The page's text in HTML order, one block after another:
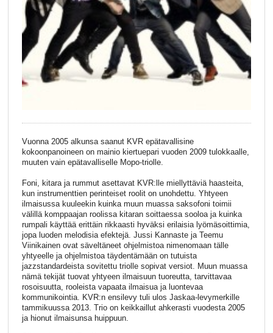
Vuonna 2005 alkunsa saanut KVR epätavallisine
kokoonpanoineen on mainio kiertuepari vuoden 2009 tulokkaalle,
muuten vain epätavalliselle Mopo-triolle.
Foni, kitara ja rummut asettavat KVR:lle miellyttäviä haasteita,
kun instrumenttien perinteiset roolit on unohdettu. Yhtyeen
ilmaisussa kuuleekin kuinka muun muassa saksofoni toimii
välillä komppaajan roolissa kitaran soittaessa sooloa ja kuinka
rumpali käyttää erittäin rikkaasti hyväksi erilaisia lyömäsoittimia,
jopa luoden melodisia efektejä. Jussi Kannaste ja Teemu
Viinikainen ovat säveltäneet ohjelmistoa nimenomaan tälle
yhtyeelle ja ohjelmistoa täydentämään on tutuista
jazzstandardeista sovitettu triolle sopivat versiot. Muun muassa
nämä tekijät tuovat yhtyeen ilmaisuun tuoreutta, tarvittavaa
rosoisuutta, rooleista vapaata ilmaisua ja luontevaa
kommunikointia. KVR:n ensilevy tuli ulos Jaskaa-levymerkille
tammikuussa 2013. Trio on keikkaillut ahkerasti vuodesta 2005
ja hionut ilmaisunsa huippuun.